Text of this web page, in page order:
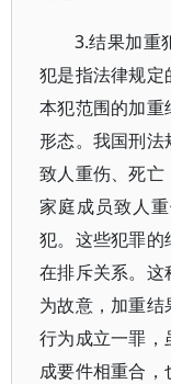
3.结果加重
犯是指法律规定
本犯范围的加
形态。我国刑法
致人重伤、死
家庭成员致人
犯。这些犯罪
在排斥关系。这
为故意，加重
行为成立一罪，
成要件相重合，